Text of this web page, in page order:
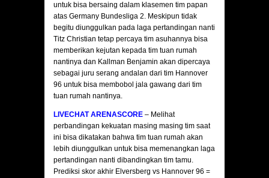
untuk bisa bersaing dalam klasemen tim papan
atas Germany Bundesliga 2. Meskipun tidak
begitu diunggulkan pada laga pertandingan nanti
Titz Christian tetap percaya tim asuhannya bisa
memberikan kejutan kepada tim tuan rumah
nantinya dan Kallman Benjamin akan dipercaya
sebagai juru serang andalan dari tim Hannover
96 untuk bisa membobol jala gawang dari tim
tuan rumah nantinya.
LIVECHAT ARENASCORE – Melihat
perbandingan kekuatan masing masing tim saat
ini bisa dikatakan bahwa tim tuan rumah akan
lebih diunggulkan untuk bisa memenangkan laga
pertandingan nanti dibandingkan tim tamu.
Prediksi skor akhir Elversberg vs Hannover 96 =